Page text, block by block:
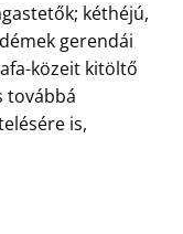
kéthéjú,
gerendái
közeit kitöltő
továbbá
is,